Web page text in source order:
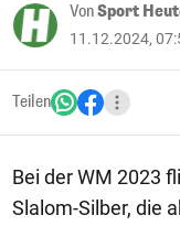
VonSport
11.12.2024,
Teilen
Bei der WM 2023
Slalom-Silber, die